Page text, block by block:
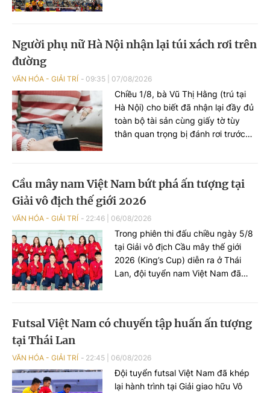
Người phụ nữ Hà Nội nhận lại túi xách rơi trên
đường
VĂN HÓA - GIẢI TRÍ 09:35 07/08/2026
Chiều 1/8, bà Vũ Thị Hằng (trú tại
Hà Nội) cho biết đã nhận lại đầy đủ
toàn bộ tài sản cùng giấy tờ tùy
thân quan trọng bị đánh rơi trước
Khoa học và Công nghệ.
Cầu mây nam Việt Nam bứt phá ấn tượng tại
Giải vô địch thế giới 2026
VĂN HÓA - GIẢI TRÍ 22:46 06/08/2026
Trong phiên thi đấu chiều ngày 5/8
tại Giải vô địch Cầu mây thế giới
2026 (King’s Cup) diễn ra ở Thái
Lan, đội tuyển nam Việt Nam đã
Singapore và Iraq.
Futsal Việt Nam có chuyến tập huấn ấn tượng
tại Thái Lan
VĂN HÓA - GIẢI TRÍ 22:45 06/08/2026
Đội tuyển futsal Việt Nam đã khép
lại hành trình tại Giải giao hữu Vô